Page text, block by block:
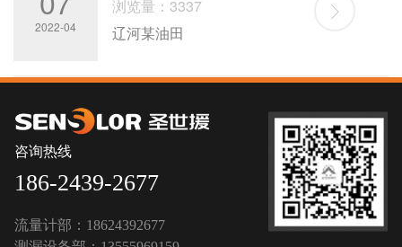
2022-04
浏览量：3337
辽河某油田
咨询热线
186-2439-2677
流量计部：18624392677